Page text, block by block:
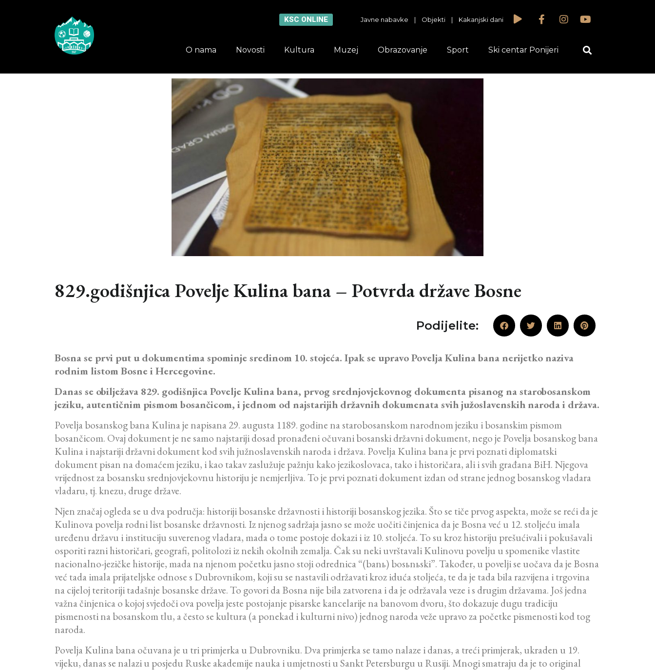
KSC ONLINE Javne nabavke | Objekti | Kakanjski dani
O nama Novosti Kultura Muzej Obrazovanje Sport Ski centar Ponijeri
829.godišnjica Povelje Kulina bana – Potvrda države Bosne
Podijelite:
Bosna se prvi put u dokumentima spominje sredinom 10. stojeća. Ipak se upravo Povelja Kulina bana nerijetko naziva
rodnim listom Bosne i Hercegovine.
Danas se obilježava 829. godišnjica Povelje Kulina bana, prvog srednjovjekovnog dokumenta pisanog na starobosanskom
jeziku, autentičnim pismom bosančicom, i jednom od najstarijih državnih dokumenata svih južoslavenskih naroda i država.
Povelja bosanskog bana Kulina je napisana 29. augusta 1189. godine na starobosanskom narodnom jeziku i bosanskim pismom
bosančicom. Ovaj dokument je ne samo najstariji dosad pronađeni očuvani bosanski državni dokument, nego je Povelja bosanskog bana
Kulina i najstariji državni dokument kod svih južnoslavenskih naroda i država. Povelja Kulina bana je prvi poznati diplomatski
dokument pisan na domaćem jeziku, i kao takav zaslužuje pažnju kako jezikoslovaca, tako i historičara, ali i svih građana BiH. Njegova
vrijednost za bosansku srednjovjekovnu historiju je nemjerljiva. To je prvi poznati dokument izdan od strane jednog bosanskog vladara
vladaru, tj. knezu, druge države.
Njen značaj ogleda se u dva područja: historiji bosanske državnosti i historiji bosanskog jezika. Što se tiče prvog aspekta, može se reći da je
Kulinova povelja rodni list bosanske državnosti. Iz njenog sadržaja jasno se može uočiti činjenica da je Bosna već u 12. stoljeću imala
uređenu državu i instituciju suverenog vladara, mada o tome postoje dokazi i iz 10. stoljeća. To su kroz historiju prešućivali i pokušavali
osporiti razni historičari, geografi, politolozi iz nekih okolnih zemalja. Čak su neki uvrštavali Kulinovu povelju u spomenike vlastite
nacionalno-jezičke historije, mada na njenom početku jasno stoji odrednica “(banь) bosьnьski”. Također, u povelji se uočava da je Bosna
već tada imala prijateljske odnose s Dubrovnikom, koji su se nastavili održavati kroz iduća stoljeća, te da je tada bila razvijena i trgovina
na cijeloj teritoriji tadašnje bosanske države. To govori da Bosna nije bila zatvorena i da je održavala veze i s drugim državama. Još jedna
važna činjenica o kojoj svjedoči ova povelja jeste postojanje pisarske kancelarije na banovom dvoru, što dokazuje dugu tradiciju
pismenosti na bosanskom tlu, a često se kultura (a ponekad i kulturni nivo) jednog naroda veže upravo za početke pismenosti kod tog
naroda.
Povelja Kulina bana očuvana je u tri primjerka u Dubrovniku. Dva primjerka se tamo nalaze i danas, a treći primjerak, ukraden u 19.
vijeku, danas se nalazi u posjedu Ruske akademije nauka i umjetnosti u Sankt Petersburgu u Rusiji. Mnogi smatraju da je to original